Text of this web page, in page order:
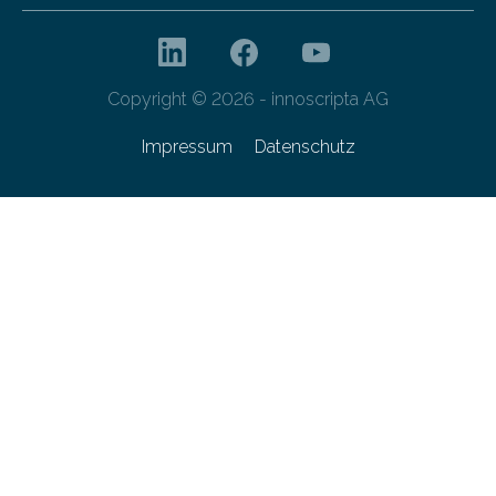
Copyright © 2026 - innoscripta AG
Impressum Datenschutz